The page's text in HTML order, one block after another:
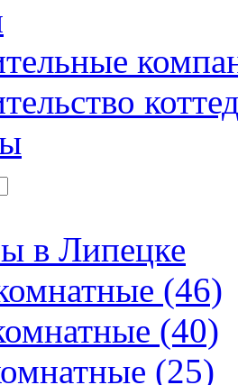
в Липецке
(46)
(40)
(25)